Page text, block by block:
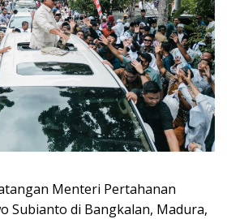
Menteri Pertahanan
Subianto di Bangkalan, Madura,